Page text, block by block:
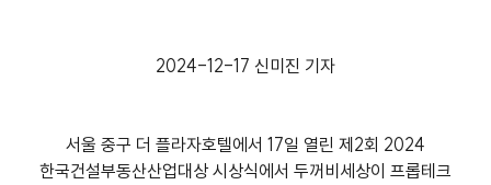
2024-12-17 신미진 기자
서울 중구 더 플라자호텔에서 17일 열린 제2회 2024
한국건설부동산산업대상 시상식에서 두꺼비세상이 프롭테크